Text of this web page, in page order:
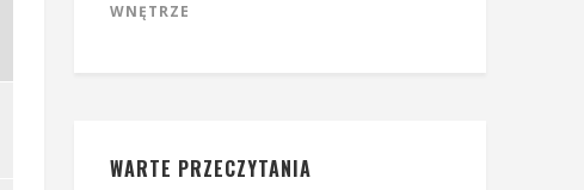
WNĘTRZE
WARTE PRZECZYTANIA